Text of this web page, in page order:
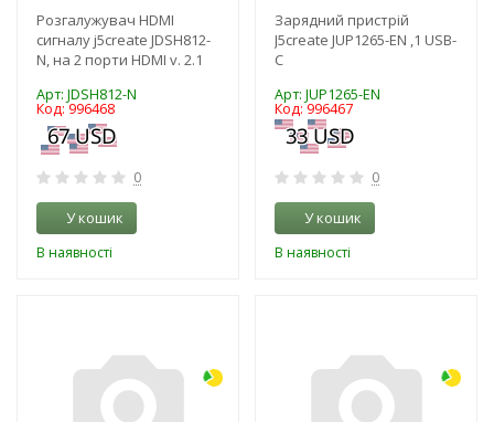
Розгалужувач HDMI
сигналу j5create JDSH812-
N, на 2 порти HDMI v. 2.1
Арт: JDSH812-N
Код: 996468
0
У кошик
В наявності
Зарядний пристрій
J5create JUP1265-EN ,1 USB-
С
Арт: JUP1265-EN
Код: 996467
0
У кошик
В наявності